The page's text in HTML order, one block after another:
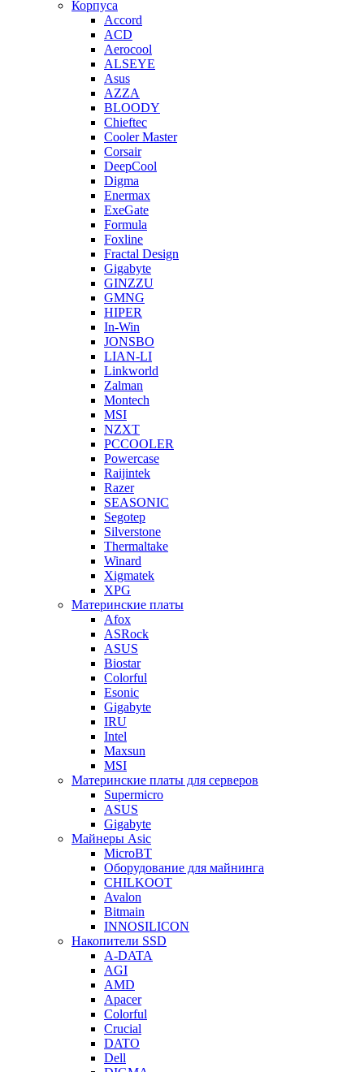
Корпуса
Accord
ACD
Aerocool
ALSEYE
Asus
AZZA
BLOODY
Chieftec
Cooler Master
Corsair
DeepCool
Digma
Enermax
ExeGate
Formula
Foxline
Fractal Design
Gigabyte
GINZZU
GMNG
HIPER
In-Win
JONSBO
LIAN-LI
Linkworld
Zalman
Montech
MSI
NZXT
PCCOOLER
Powercase
Raijintek
Razer
SEASONIC
Segotep
Silverstone
Thermaltake
Winard
Xigmatek
XPG
Материнские платы
Afox
ASRock
ASUS
Biostar
Colorful
Esonic
Gigabyte
IRU
Intel
Maxsun
MSI
Материнские платы для серверов
Supermicro
ASUS
Gigabyte
Майнеры Asic
MicroBT
Оборудование для майнинга
CHILKOOT
Avalon
Bitmain
INNOSILICON
Накопители SSD
A-DATA
AGI
AMD
Apacer
Colorful
Crucial
DATO
Dell